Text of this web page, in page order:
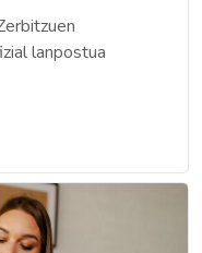
lanpostua